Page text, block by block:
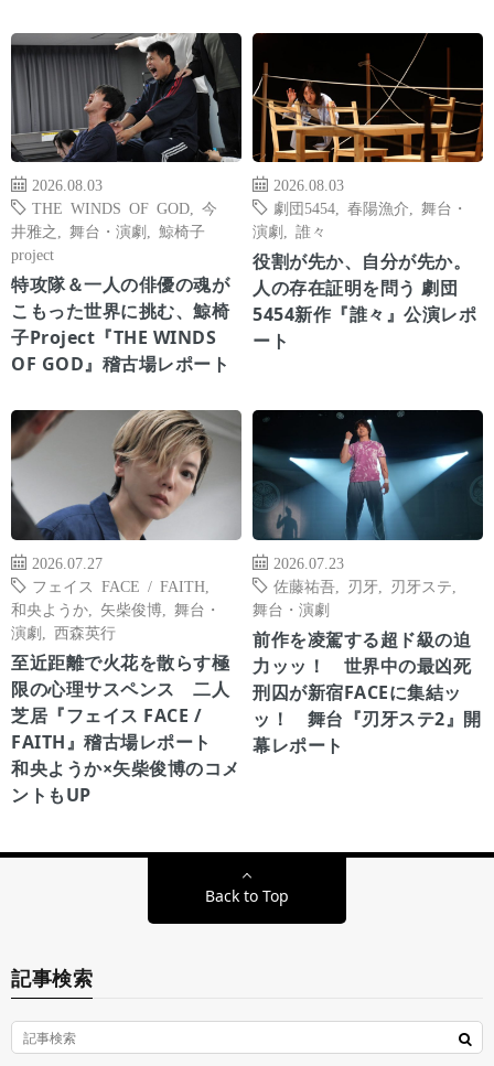
2026.08.03
THE WINDS OF GOD
今
井雅之
舞台・演劇
鯨椅子
project
特攻隊＆一人の俳優の魂が
こもった世界に挑む、鯨椅
子Project『THE WINDS
OF GOD』稽古場レポート
2026.08.03
劇団5454
春陽漁介
舞台・
演劇
誰々
役割が先か、自分が先か。
人の存在証明を問う 劇団
5454新作『誰々』公演レポ
ート
2026.07.27
フェイス FACE / FAITH
和央ようか
矢柴俊博
舞台・
演劇
西森英行
至近距離で火花を散らす極
限の心理サスペンス 二人
芝居『フェイス FACE /
FAITH』稽古場レポート
和央ようか×矢柴俊博のコメ
ントもUP
2026.07.23
佐藤祐吾
刃牙 刃牙ステ
舞台・演劇
前作を凌駕する超ド級の迫
力ッッ！ 世界中の最凶死
刑囚が新宿FACEに集結ッ
ッ！ 舞台『刃牙ステ2』開
幕レポート
Back to Top
記事検索